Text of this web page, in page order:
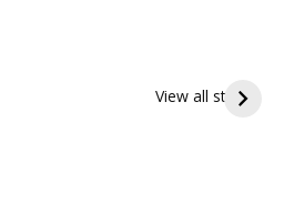
View all stories
ఇంద్రకీలాద్రి గిరి ప్రదక్షిణ